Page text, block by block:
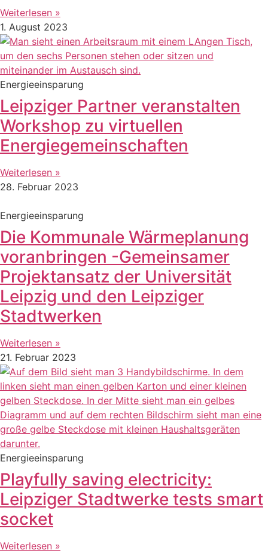
Weiterlesen »
1. August 2023
Energieeinsparung
Leipziger Partner veranstalten
Workshop zu virtuellen
Energiegemeinschaften
Weiterlesen »
28. Februar 2023
Energieeinsparung
Die Kommunale Wärmeplanung
voranbringen -Gemeinsamer
Projektansatz der Universität
Leipzig und den Leipziger
Stadtwerken
Weiterlesen »
21. Februar 2023
Energieeinsparung
Playfully saving electricity:
Leipziger Stadtwerke tests smart
socket
Weiterlesen »